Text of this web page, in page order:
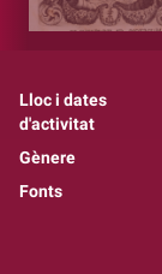
Lloc i dates
d'activitat
Gènere
Fonts